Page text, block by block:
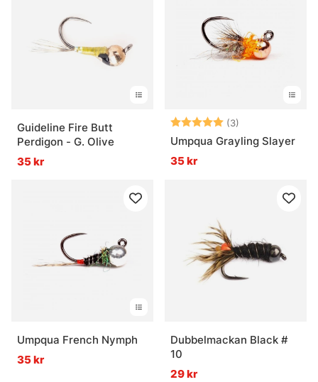
Guideline Fire Butt
Perdigon - G. Olive
35 kr
Betyg: (3)
Umpqua Grayling Slayer
35 kr
Umpqua French Nymph
35 kr
Dubbelmackan Black #
10
29 kr